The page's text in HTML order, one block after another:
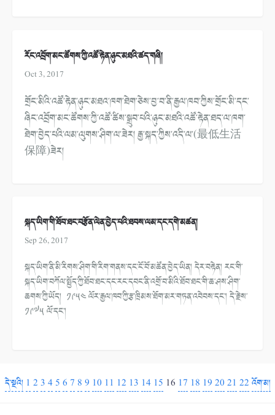
རོང་འབྲོག་མང་ཚོགས་ཀྱི་འཚོ་རྟེན་ཉུང་མཐའི་ཚད་གཞི།
Oct 3, 2017
གྲོང་མིའི་འཚོ་རྟེན་ཉུང་མཐའ་ཁག་ཐེག་ཅེས་བྱ་བ་ནི་རྒྱལ་ཁབ་ཀྱིས་གྲོང་མི་དང་
ཞིང་འབྲོག་མང་ཚོགས་ཀྱི་འཚོ་ཚིས་སྒྲུབ་པའི་ཉུང་མཐའི་འཚོ་རྟེན་ཐད་ལ་ཁག་
ཐེག་བྱེད་པའི་ལམ་ལུགས་ཤིག་ལ་ཟེར། རྒྱ་སྐད་ཀྱིས་འདི་ལ་(最低生活
保障)ཟེར།
སྐད་ཡིག་གི་ཐོབ་ཐང་བརྩོན་ལེན་བྱེད་པའི་ཐབས་ལམ་དང་དགེ་མཚན།
Sep 26, 2017
སྐད་ཡིག་ནི་མི་རིགས་ཤིག་གི་རིག་གནས་དང་ངོ་བོ་མཚོན་བྱེད་ཡིན། དེར་བརྟེན། རང་གི་
སྐད་ཡིག་བཀོལ་སྤྱོད་ཀྱི་ཐོབ་ཐང་དང་རང་དབང་ནི་འགྲོ་བ་མིའི་ཐོབ་ཐང་གི་ཆ་ཤས་ཤིག་
ཆགས་ཀྱི་ཡོད། ༡༩༥༤ལོར་རྒྱལ་ཁབ་ཀྱི་རྩ་ཁྲིམས་ཐོག་མར་གཏན་འབེབས་དང་། དེ་རྗེས་
༡༩༧༥ལོ་དང་།
དེ་སྔའི། 1 234567 89 10 11 12 13 14 15 16 17 18 192021 22འོག་མ།